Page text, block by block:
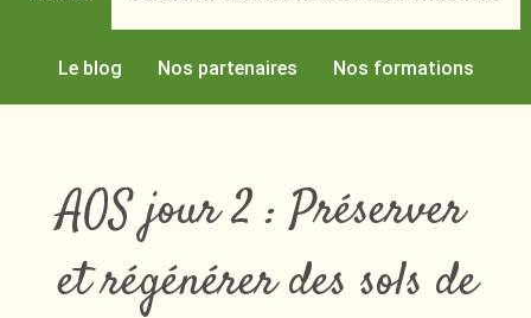
Le blog Nos partenaires Nos formations
AOS jour 2 : Préserver
et régénérer des sols de